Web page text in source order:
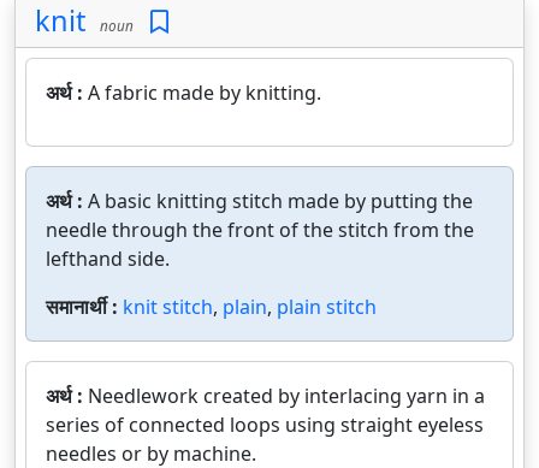
knit noun
अर्थ : A fabric made by knitting.
अर्थ : A basic knitting stitch made by putting the
needle through the front of the stitch from the
lefthand side.
समानार्थी : knit stitch, plain, plain stitch
अर्थ : Needlework created by interlacing yarn in a
series of connected loops using straight eyeless
needles or by machine.